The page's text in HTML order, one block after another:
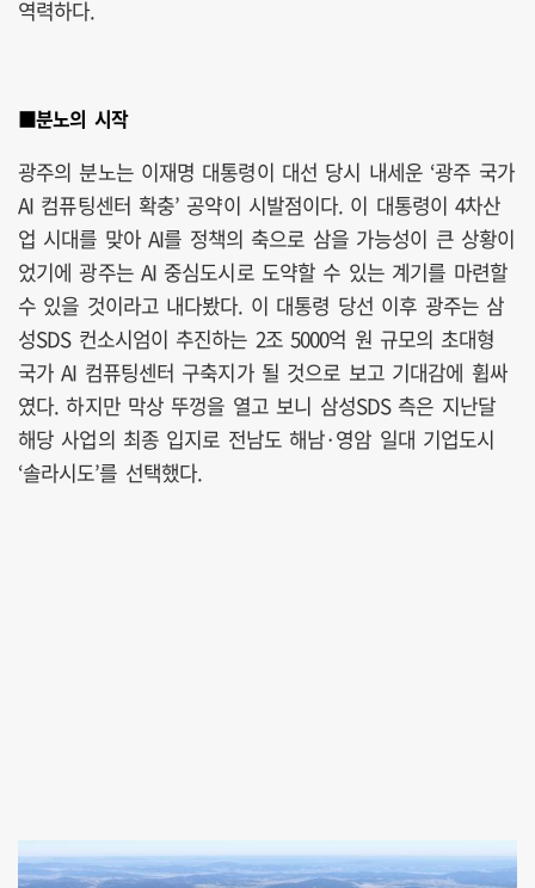
역력하다.
■분노의 시작
광주의 분노는 이재명 대통령이 대선 당시 내세운 ‘광주 국가
AI 컴퓨팅센터 확충’ 공약이 시발점이다. 이 대통령이 4차산
업 시대를 맞아 AI를 정책의 축으로 삼을 가능성이 큰 상황이
었기에 광주는 AI 중심도시로 도약할 수 있는 계기를 마련할
수 있을 것이라고 내다봤다. 이 대통령 당선 이후 광주는 삼
성SDS 컨소시엄이 추진하는 2조 5000억 원 규모의 초대형
국가 AI 컴퓨팅센터 구축지가 될 것으로 보고 기대감에 휩싸
였다. 하지만 막상 뚜껑을 열고 보니 삼성SDS 측은 지난달
해당 사업의 최종 입지로 전남도 해남·영암 일대 기업도시
‘솔라시도’를 선택했다.